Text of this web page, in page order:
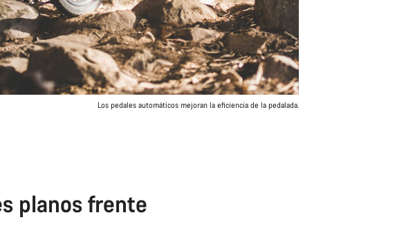
Los pedales automáticos mejoran la eficiencia de la pedalada.
planos frente